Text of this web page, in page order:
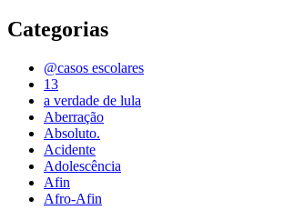
Categorias
@casos escolares
13
a verdade de lula
Aberração
Absoluto.
Acidente
Adolescência
Afin
Afro-Afin